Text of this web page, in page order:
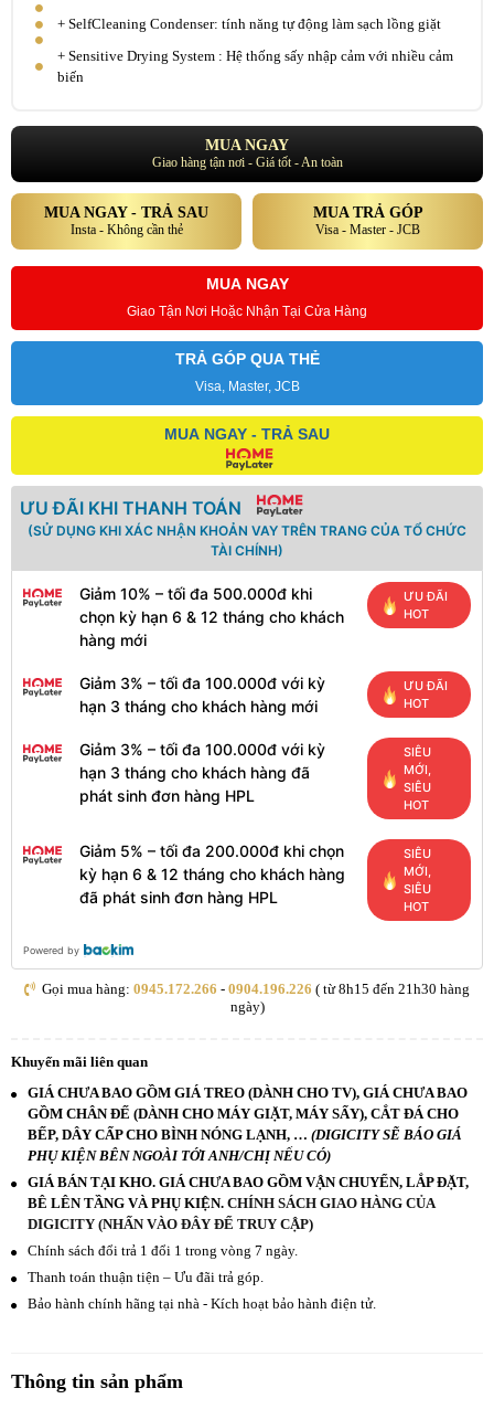
+ SelfCleaning Condenser: tính năng tự động làm sạch lồng giặt
+ Sensitive Drying System : Hệ thống sấy nhập cảm với nhiều cảm
biến
MUA NGAY
Giao hàng tận nơi - Giá tốt - An toàn
MUA NGAY - TRẢ SAU
Insta - Không cần thẻ
MUA TRẢ GÓP
Visa - Master - JCB
MUA NGAY
Giao Tận Nơi Hoặc Nhận Tại Cửa Hàng
TRẢ GÓP QUA THẺ
Visa, Master, JCB
MUA NGAY - TRẢ SAU
ƯU ĐÃI KHI THANH TOÁN
(SỬ DỤNG KHI XÁC NHẬN KHOẢN VAY TRÊN TRANG CỦA TỔ CHỨC
TÀI CHÍNH)
Giảm 10% – tối đa 500.000đ khi
chọn kỳ hạn 6 & 12 tháng cho khách
hàng mới
ƯU ĐÃI
HOT
Giảm 3% – tối đa 100.000đ với kỳ
hạn 3 tháng cho khách hàng mới
ƯU ĐÃI
HOT
Giảm 3% – tối đa 100.000đ với kỳ
hạn 3 tháng cho khách hàng đã
phát sinh đơn hàng HPL
SIÊU
MỚI,
SIÊU
HOT
Giảm 5% – tối đa 200.000đ khi chọn
kỳ hạn 6 & 12 tháng cho khách hàng
đã phát sinh đơn hàng HPL
SIÊU
MỚI,
SIÊU
HOT
Powered by
Gọi mua hàng: 0945.172.266 - 0904.196.226 ( từ 8h15 đến 21h30 hàng
ngày)
Khuyến mãi liên quan
GIÁ CHƯA BAO GỒM GIÁ TREO (DÀNH CHO TV), GIÁ CHƯA BAO
GỒM CHÂN ĐẾ (DÀNH CHO MÁY GIẶT, MÁY SẤY), CẮT ĐÁ CHO
BẾP, DÂY CẤP CHO BÌNH NÓNG LẠNH, … (DIGICITY SẼ BÁO GIÁ
PHỤ KIỆN BÊN NGOÀI TỚI ANH/CHỊ NẾU CÓ)
GIÁ BÁN TẠI KHO. GIÁ CHƯA BAO GỒM VẬN CHUYỂN, LẮP ĐẶT,
BÊ LÊN TẦNG VÀ PHỤ KIỆN. CHÍNH SÁCH GIAO HÀNG CỦA
DIGICITY (NHẤN VÀO ĐÂY ĐỂ TRUY CẬP)
Chính sách đổi trả 1 đổi 1 trong vòng 7 ngày.
Thanh toán thuận tiện – Ưu đãi trả góp.
Bảo hành chính hãng tại nhà - Kích hoạt bảo hành điện tử.
Thông tin sản phẩm